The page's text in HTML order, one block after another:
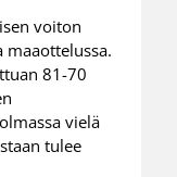
voiton
maaottelussa.
81-70
vielä
tulee